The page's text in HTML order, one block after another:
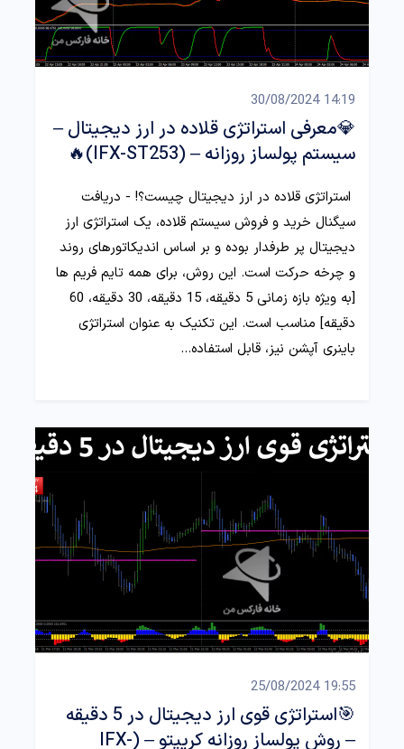
14:19 30/08/2024
💎معرفی استراتژی قلاده در ارز دیجیتال –
سیستم پولساز روزانه – (IFX-ST253)🔥
استراتژی قلاده در ارز دیجیتال چیست؟! - دریافت
سیگنال خرید و فروش سیستم قلاده، یک استراتژی ارز
دیجیتال پر طرفدار بوده و بر اساس اندیکاتورهای روند
و چرخه حرکت است. این روش، برای همه تایم فریم ها
[به ویژه بازه زمانی 5 دقیقه، 15 دقیقه، 30 دقیقه، 60
دقیقه] مناسب است. این تکنیک به عنوان استراتژی
باینری آپشن نیز، قابل استفاده…
19:55 25/08/2024
🎯استراتژی قوی ارز دیجیتال در 5 دقیقه
– روش پولساز روزانه کریپتو – (IFX-